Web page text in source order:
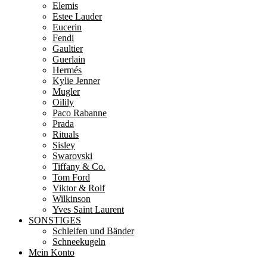
Elemis
Estee Lauder
Eucerin
Fendi
Gaultier
Guerlain
Hermés
Kylie Jenner
Mugler
Oilily
Paco Rabanne
Prada
Rituals
Sisley
Swarovski
Tiffany & Co.
Tom Ford
Viktor & Rolf
Wilkinson
Yves Saint Laurent
SONSTIGES
Schleifen und Bänder
Schneekugeln
Mein Konto